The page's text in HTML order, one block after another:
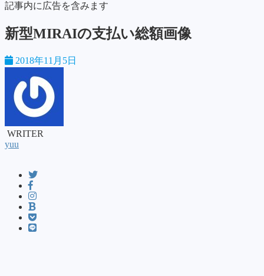
記事内に広告を含みます
新型MIRAIの支払い総額画像
2018年11月5日
WRITER
yuu